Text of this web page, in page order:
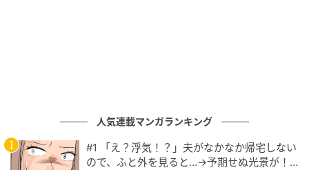
人気連載マンガランキング
#1 「え？浮気！？」夫がなかなか帰宅しない
ので、ふと外を見ると…→予期せぬ光景が！